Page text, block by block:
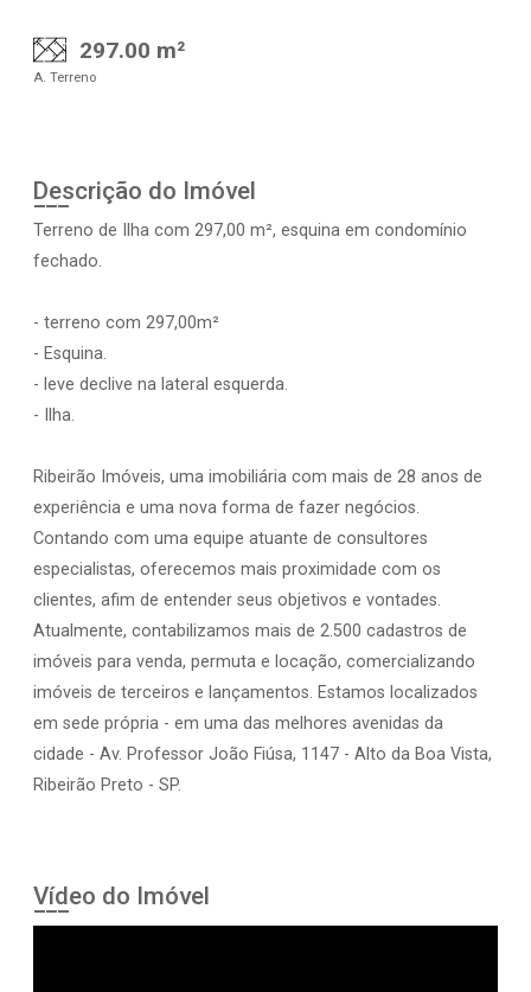
297.00 m²
A. Terreno
Descrição do Imóvel
Terreno de Ilha com 297,00 m², esquina em condomínio
fechado.
- terreno com 297,00m²
- Esquina.
- leve declive na lateral esquerda.
- Ilha.
Ribeirão Imóveis, uma imobiliária com mais de 28 anos de
experiência e uma nova forma de fazer negócios.
Contando com uma equipe atuante de consultores
especialistas, oferecemos mais proximidade com os
clientes, afim de entender seus objetivos e vontades.
Atualmente, contabilizamos mais de 2.500 cadastros de
imóveis para venda, permuta e locação, comercializando
imóveis de terceiros e lançamentos. Estamos localizados
em sede própria - em uma das melhores avenidas da
cidade - Av. Professor João Fiúsa, 1147 - Alto da Boa Vista,
Ribeirão Preto - SP.
Vídeo do Imóvel